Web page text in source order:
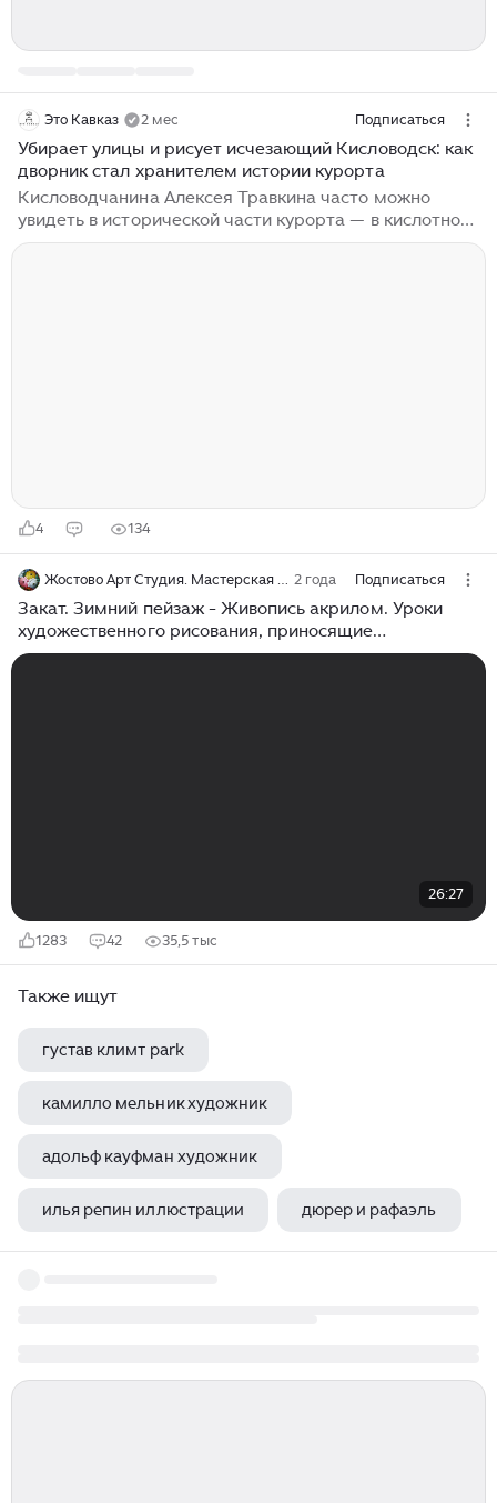
Это Кавказ 2 мес Подписаться
Убирает улицы и рисует исчезающий Кисловодск: как
дворник стал хранителем истории курорта
Кисловодчанина Алексея Травкина часто можно
увидеть в исторической части курорта — в кислотно-
желтой манишке и с метлой в руках он наводит
4 134
Жостово Арт Студия. Мастерская Гончаровых 2 года Подписаться
Закат. Зимний пейзаж - Живопись акрилом. Уроки
художественного рисования, приносящие
удовольствие и расслабление. Мастер-класс от YNV
26:27
1283 42 35,5 тыс
Также ищут
густав климт park
камилло мельник художник
адольф кауфман художник
илья репин иллюстрации дюрер и рафаэль